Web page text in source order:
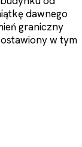
dawnego
graniczny
w tym